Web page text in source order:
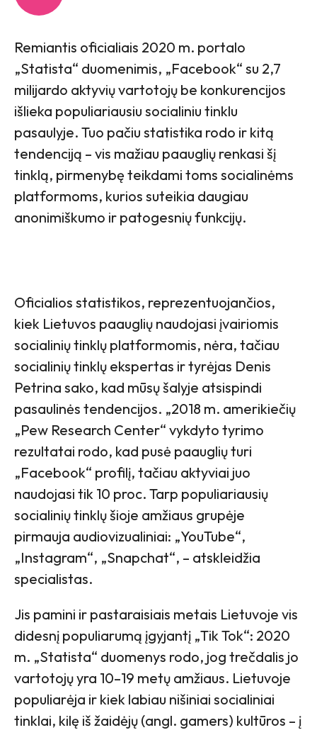
Remiantis oficialiais 2020 m. portalo
„Statista“ duomenimis, „Facebook“ su 2,7
milijardo aktyvių vartotojų be konkurencijos
išlieka populiariausiu socialiniu tinklu
pasaulyje. Tuo pačiu statistika rodo ir kitą
tendenciją – vis mažiau paauglių renkasi šį
tinklą, pirmenybę teikdami toms socialinėms
platformoms, kurios suteikia daugiau
anonimiškumo ir patogesnių funkcijų.
Oficialios statistikos, reprezentuojančios,
kiek Lietuvos paauglių naudojasi įvairiomis
socialinių tinklų platformomis, nėra, tačiau
socialinių tinklų ekspertas ir tyrėjas Denis
Petrina sako, kad mūsų šalyje atsispindi
pasaulinės tendencijos. „2018 m. amerikiečių
„Pew Research Center“ vykdyto tyrimo
rezultatai rodo, kad pusė paauglių turi
„Facebook“ profilį, tačiau aktyviai juo
naudojasi tik 10 proc. Tarp populiariausių
socialinių tinklų šioje amžiaus grupėje
pirmauja audiovizualiniai: „YouTube“,
„Instagram“, „Snapchat“, – atskleidžia
specialistas.
Jis pamini ir pastaraisiais metais Lietuvoje vis
didesnį populiarumą įgyjantį „Tik Tok“: 2020
m. „Statista“ duomenys rodo, jog trečdalis jo
vartotojų yra 10–19 metų amžiaus. Lietuvoje
populiarėja ir kiek labiau nišiniai socialiniai
tinklai, kilę iš žaidėjų (angl. gamers) kultūros – į